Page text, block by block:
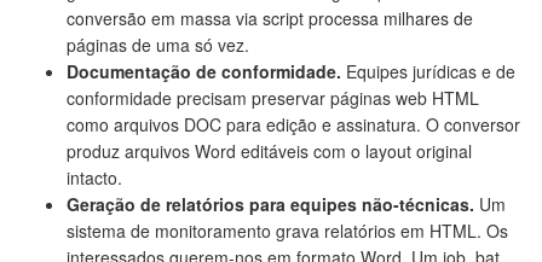
conversão em massa via script processa milhares de
páginas de uma só vez.
Documentação de conformidade. Equipes jurídicas e de
conformidade precisam preservar páginas web HTML
como arquivos DOC para edição e assinatura. O conversor
produz arquivos Word editáveis com o layout original
intacto.
Geração de relatórios para equipes não-técnicas. Um
sistema de monitoramento grava relatórios em HTML. Os